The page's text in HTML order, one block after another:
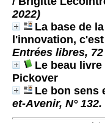
2022)
La base de
l'innovation,
Entrées libres,
Le beau
Pickover
Le bon sens
et-Avenir, N°